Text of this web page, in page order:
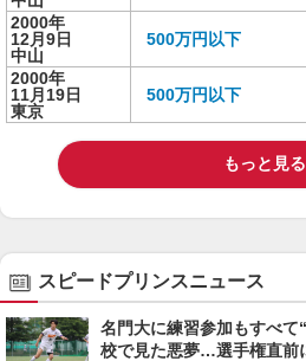
2000年
12月9日
中山
500万円以下
2000年
11月19日
東京
500万円以下
もっと見る
スピードプリンスニュース
名門大に練習参加もすべ
校で見た悪夢…選手権直前